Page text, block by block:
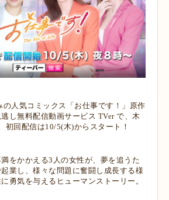
の人気コミックス「お仕事です！」原作
し無料配信動画サービス TVer で、木
初回配信は10/5(木)からスタート！
をかかえる3人の女性が、夢を追うた
業し、様々な問題に奮闘し成長する様
勇気を与えるヒューマンストーリー。